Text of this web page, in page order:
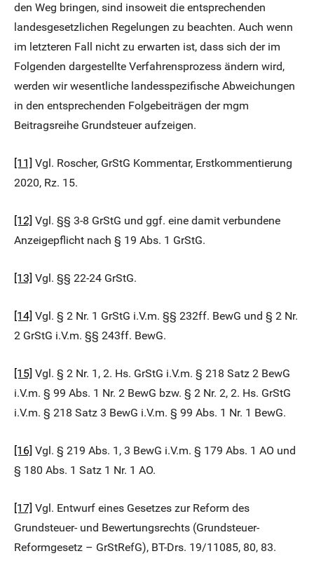
den Weg bringen, sind insoweit die entsprechenden
landesgesetzlichen Regelungen zu beachten. Auch wenn
im letzteren Fall nicht zu erwarten ist, dass sich der im
Folgenden dargestellte Verfahrensprozess ändern wird,
werden wir wesentliche landesspezifische Abweichungen
in den entsprechenden Folgebeiträgen der mgm
Beitragsreihe Grundsteuer aufzeigen.
[11] Vgl. Roscher, GrStG Kommentar, Erstkommentierung
2020, Rz. 15.
[12] Vgl. §§ 3-8 GrStG und ggf. eine damit verbundene
Anzeigepflicht nach § 19 Abs. 1 GrStG.
[13] Vgl. §§ 22-24 GrStG.
[14] Vgl. § 2 Nr. 1 GrStG i.V.m. §§ 232ff. BewG und § 2 Nr.
2 GrStG i.V.m. §§ 243ff. BewG.
[15] Vgl. § 2 Nr. 1, 2. Hs. GrStG i.V.m. § 218 Satz 2 BewG
i.V.m. § 99 Abs. 1 Nr. 2 BewG bzw. § 2 Nr. 2, 2. Hs. GrStG
i.V.m. § 218 Satz 3 BewG i.V.m. § 99 Abs. 1 Nr. 1 BewG.
[16] Vgl. § 219 Abs. 1, 3 BewG i.V.m. § 179 Abs. 1 AO und
§ 180 Abs. 1 Satz 1 Nr. 1 AO.
[17] Vgl. Entwurf eines Gesetzes zur Reform des
Grundsteuer- und Bewertungsrechts (Grundsteuer-
Reformgesetz – GrStRefG), BT-Drs. 19/11085, 80, 83.